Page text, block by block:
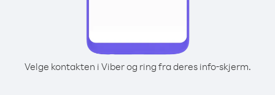
Velge kontakten i Viber og ring fra deres info-skjerm.